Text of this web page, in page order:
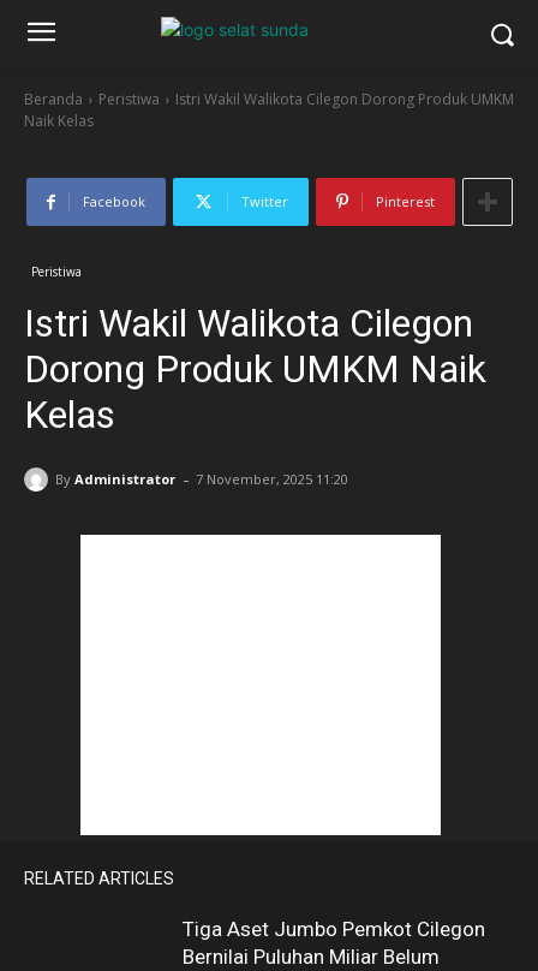
Beranda Peristiwa
Istri Wakil Walikota Cilegon Dorong Produk UMKM
Naik Kelas
Facebook Twitter Pinterest
Peristiwa
Istri Wakil Walikota Cilegon
Dorong Produk UMKM Naik
Kelas
By Administrator - 7 November, 2025 11:20
RELATED ARTICLES
Tiga Aset Jumbo Pemkot Cilegon
Bernilai Puluhan Miliar Belum